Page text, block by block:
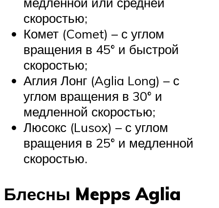
скоростью;
Комет (Comet) – с углом
вращения в 45° и быстрой
скоростью;
Аглия Лонг (Aglia Long) – с
углом вращения в 30° и
медленной скоростью;
Люсокс (Lusox) – с углом
вращения в 25° и медленной
скоростью.
Блесны Mepps Aglia